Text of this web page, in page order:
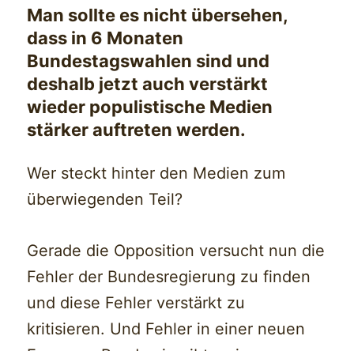
Man sollte es nicht übersehen,
dass in 6 Monaten
Bundestagswahlen sind und
deshalb jetzt auch verstärkt
wieder populistische Medien
stärker auftreten werden.
Wer steckt hinter den Medien zum
überwiegenden Teil?
Gerade die Opposition versucht nun die
Fehler der Bundesregierung zu finden
und diese Fehler verstärkt zu
kritisieren. Und Fehler in einer neuen